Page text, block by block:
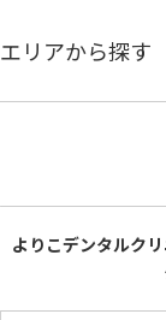
エリアから探す
よりこデンタルク